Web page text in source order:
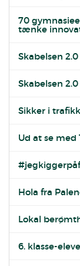
70
tænke
Skabelsen
Skabelsen 2.0
Sikker i
Ud at se med
Hola fra
Lokal
6. klasse-